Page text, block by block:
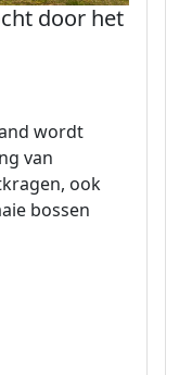
door het
wordt
van
ook
bossen